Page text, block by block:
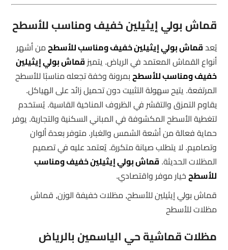
قماش بولي إيثيلين خفيف ومناسب للأسطح
يُعدقماش بولي إيثيلين خفيف ومناسب للأسطحمن أشهر
أنواع القماش المعتمد في الرياض. يتميز قماش بولي إيثيلين
خفيف ومناسب للأسطحبمرونة وخفة تجعله مناسبًا للأسطح
المرتفعة. يتيح سهولة التثبيت دون تحميل زائد على الهياكل.
يقاوم التمزق والتقشر في الظروف المناخية القاسية. يُستخدم
لتغطية الأسطح المكشوفة في المباني السكنية والتجارية. يوفر
حماية فعالة من أشعة الشمس والغبار. متوفر بعدة ألوان
وتصاميم. لا يتطلب صيانة متكررة. يُعتمد عليه في تصميم
المظلات الحديثة. قماش بولي إيثيلين خفيف ومناسب
للأسطحخيار موفر واقتصادي.
قماش بولي إيثيلين للأسطح, مظلات خفيفة الوزن, قماش
مظلات للأسطح
مظلات قماشية حي الياسمين بالرياض